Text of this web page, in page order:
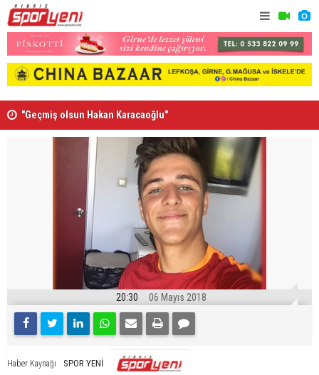
"Geçmiş olsun Hakan Karacaoğlu"
20:30 06 Mayıs 2018
Haber Kaynağı SPOR YENİ